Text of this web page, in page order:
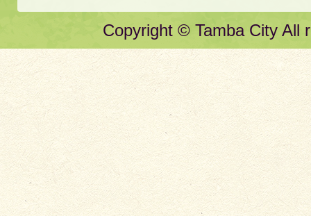
Copyright © Tamba City All